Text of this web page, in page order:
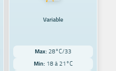
Variable
Max: 28°C/33
Min: 18 à 21°C